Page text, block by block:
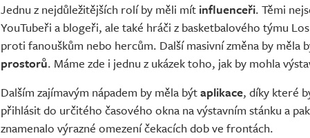
Jednu z nejdůležitějších rolí by měli mít influenceři. Těmi
YouTubeři a blogeři, ale také hráči z basketbalového týmu
proti fanouškům nebo hercům. Další masivní změna by měla
prostorů. Máme zde i jednu z ukázek toho, jak by mohla
Dalším zajímavým nápadem by měla býtaplikace, díky které
přihlásit do určitého časového okna na výstavním stánku a
znamenalo výrazné omezení čekacích dob ve frontách.